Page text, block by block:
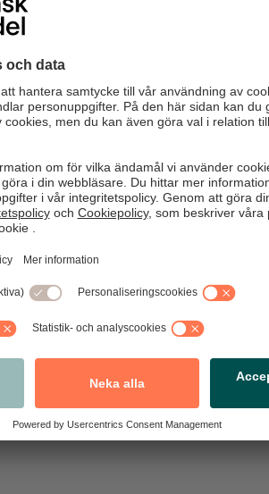
webbplatsen. Sök upp och kontrollera
planerar att beställa av.
eller med konstigt innehåll från tillsynes
avsändare.
avsändare.
för din verksamhet och endast från
helst samma dag som
och mobil.
på en annan dator, externt minne eller i